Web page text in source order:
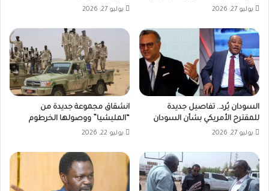
يوليو 27, 2026 يوليو 27, 2026
السودان يُرد.. تفاصيل جديدة
للمقترح الأمريكي بشأن السودان
يوليو 27, 2026
انشقاق مجموعة جديدة من
“المليشيا” ووصولها الخرطوم
يوليو 22, 2026